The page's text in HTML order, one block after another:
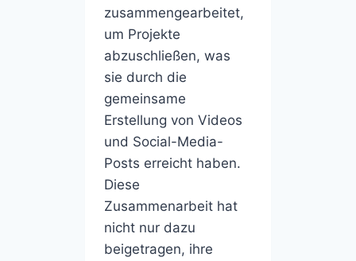
zusammengearbeitet,
um Projekte
abzuschließen, was
sie durch die
gemeinsame
Erstellung von Videos
und Social-Media-
Posts erreicht haben.
Diese
Zusammenarbeit hat
nicht nur dazu
beigetragen, ihre